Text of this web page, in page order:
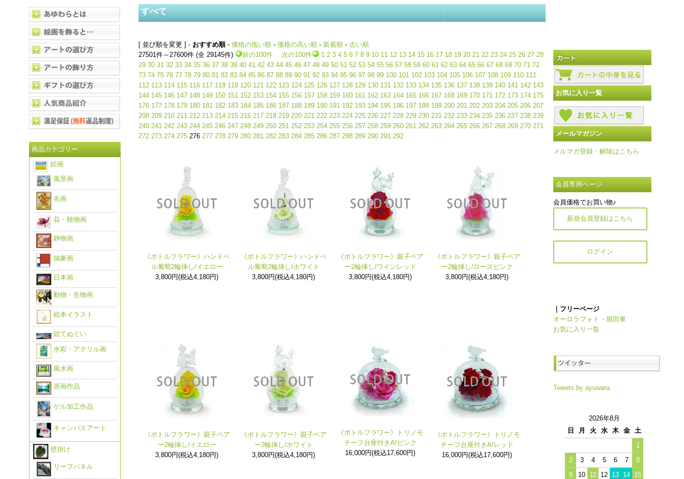
すべて
[ 並び順を変更 ] - おすすめ順- 価格の低い順 - 価格の高い順 - 新着順 - 古い順
27501件～27600件 (全 29145件)
前の100件 次の100件 1 2 3 4 5 6 7 8 9 10 11 12 13 14 15 16 17 18 19 20 21 22 23 24 25 26 27 28
29 30 31 32 33 34 35 36 37 38 39 40 41 42 43 44 45 46 47 48 49 50 51 52 53 54 55 56 57 58 59 60 61 62 63 64 65 66 67 68 69 70 71 72
73 74 75 76 77 78 79 80 81 82 83 84 85 86 87 88 89 90 91 92 93 94 95 96 97 98 99 100 101 102 103 104 105 106 107 108 109 110 111
112 113 114 115 116 117 118 119 120 121 122 123 124 125 126 127 128 129 130 131 132 133 134 135 136 137 138 139 140 141 142 143
144 145 146 147 148 149 150 151 152 153 154 155 156 157 158 159 160 161 162 163 164 165 166 167 168 169 170 171 172 173 174 175
176 177 178 179 180 181 182 183 184 185 186 187 188 189 190 191 192 193 194 195 196 197 198 199 200 201 202 203 204 205 206 207
208 209 210 211 212 213 214 215 216 217 218 219 220 221 222 223 224 225 226 227 228 229 230 231 232 233 234 235 236 237 238 239
240 241 242 243 244 245 246 247 248 249 250 251 252 253 254 255 256 257 258 259 260 261 262 263 264 265 266 267 268 269 270 271
272 273 274 275 276 277 278 279 280 281 282 283 284 285 286 287 288 289 290 291 292
《ボトルフラワー》ハンドベ
ル葡萄2輪挿し/イエロー
3,800円(税込4,180円)
《ボトルフラワー》ハンドベ
ル葡萄2輪挿し/ホワイト
3,800円(税込4,180円)
《ボトルフラワー》親子ベア
ー2輪挿し/ワインレッド
3,800円(税込4,180円)
《ボトルフラワー》親子ベア
ー2輪挿し/ローズピンク
3,800円(税込4,180円)
《ボトルフラワー》親子ベア
ー2輪挿し/イエロー
3,800円(税込4,180円)
《ボトルフラワー》親子ベア
ー2輪挿し/ホワイト
3,800円(税込4,180円)
《ボトルフラワー》トリノモ
チーフ台座付きA/ピンク
16,000円(税込17,600円)
《ボトルフラワー》トリノモ
チーフ台座付きA/レッド
16,000円(税込17,600円)
商品カテゴリー
絵画
風景画
名画
花・植物画
静物画
抽象画
日本画
動物・生物画
絵本イラスト
絵てぬぐい
水彩・アクリル画
風水画
原画作品
ゲル加工作品
キャンバスアート
壁掛け
リーフパネル
お気に入り一覧
メールマガジン
メルマガ登録・解除はこちら
会員専用ページ
会員価格でお買い物♪
新規会員登録はこちら
ログイン
｜フリーページ
オーロラフォト・堀田東
お気に入り一覧
Tweets by ayuwara
2026年8月
日
月 火 水 木 金
土
1
2
3 4 5 6 7
8
9
10 11 12 13 14 15